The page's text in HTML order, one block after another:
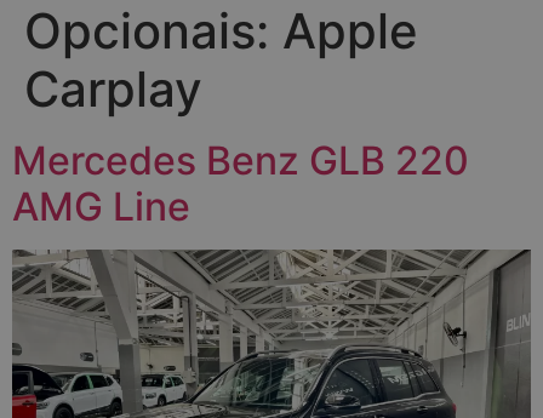
Opcionais: Apple
Carplay
Mercedes Benz GLB 220
AMG Line